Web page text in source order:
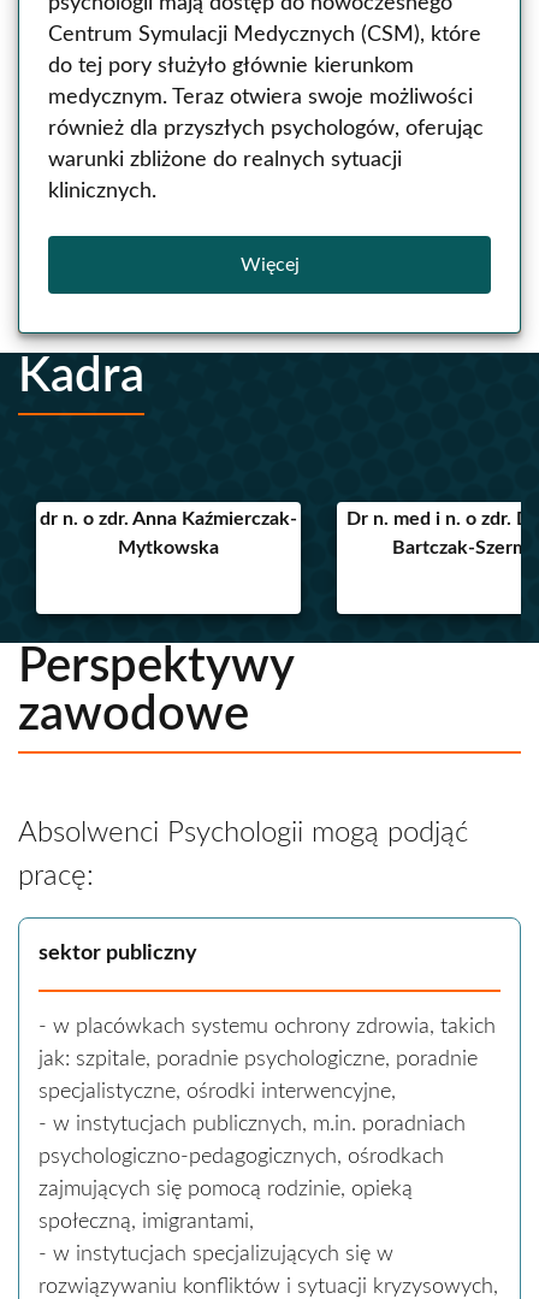
Centrum Symulacji Medycznych (CSM), które
do tej pory służyło głównie kierunkom
medycznym. Teraz otwiera swoje możliwości
również dla przyszłych psychologów, oferując
warunki zbliżone do realnych sytuacji
klinicznych.
Więcej
Kadra
dr n. o zdr. Anna Kaźmierczak-
Mytkowska
Dr n. med i n. o zdr.
Bartczak-
Perspektywy
zawodowe
Absolwenci Psychologii mogą podjąć
pracę:
sektor publiczny
- w placówkach systemu ochrony zdrowia, takich
jak: szpitale, poradnie psychologiczne, poradnie
specjalistyczne, ośrodki interwencyjne,
- w instytucjach publicznych, m.in. poradniach
psychologiczno-pedagogicznych, ośrodkach
zajmujących się pomocą rodzinie, opieką
społeczną, imigrantami,
- w instytucjach specjalizujących się w
rozwiązywaniu konfliktów i sytuacji kryzysowych,